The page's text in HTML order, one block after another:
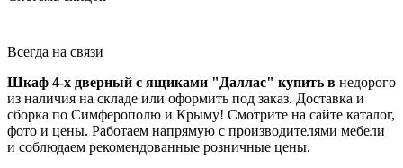
Всегда на связи
Шкаф 4-х дверный с ящиками "Даллас" купить в недорого
из наличия на складе или оформить под заказ. Доставка и
сборка по Симферополю и Крыму! Смотрите на сайте каталог,
фото и цены. Работаем напрямую с производителями мебели
и соблюдаем рекомендованные розничные цены.